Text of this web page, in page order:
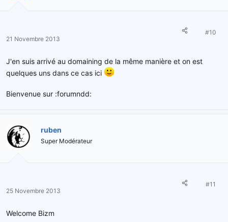
21 Novembre 2013
#10
J'en suis arrivé au domaining de la même manière et on est
quelques uns dans ce cas ici
Bienvenue sur :forumndd:
ruben
Super Modérateur
25 Novembre 2013
#11
Welcome Bizm